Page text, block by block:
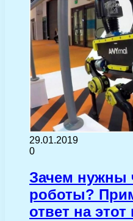
29.01.2019
0
Зачем нужны
роботы?
ответ на